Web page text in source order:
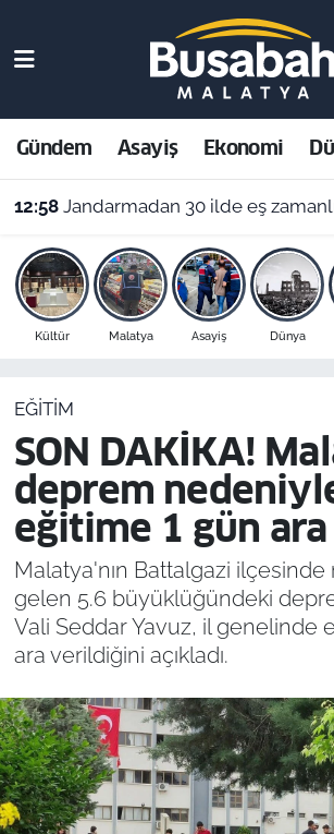
Gündem Asayiş Ekonomi
12:58 Jandarmadan 30 ilde eş zamanlı DEAŞ
Kültür Malatya Asayiş Dünya
EĞITIM
SON DAKİKA!
deprem
eğitime 1 gün
Malatya'nın Battalgazi
gelen 5.6 büyüklüğündeki
Vali Seddar Yavuz, il genelinde
ara verildiğini açıkladı.
Asayiş
Ekonomi
Dünya
Bölge
Resmi İlanlar
Malatya Nöbetçi Eczaneler
Malatya Hava Durumu
Malatya Namaz Vakitleri
Malatya Trafik Yoğunluk
Süper Lig Puan Durumu ve
Son Dakika Haberleri
Haber Arşivi